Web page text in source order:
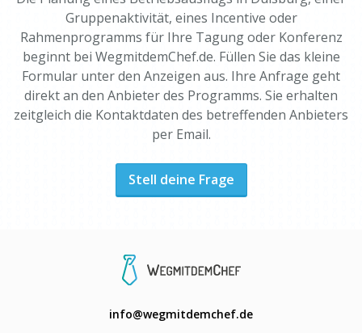
Gruppenaktivität, eines Incentive oder
Rahmenprogramms für Ihre Tagung oder Konferenz
beginnt bei WegmitdemChef.de. Füllen Sie das kleine
Formular unter den Anzeigen aus. Ihre Anfrage geht
direkt an den Anbieter des Programms. Sie erhalten
zeitgleich die Kontaktdaten des betreffenden Anbieters
per Email.
Stell deine Frage
info@wegmitdemchef.de